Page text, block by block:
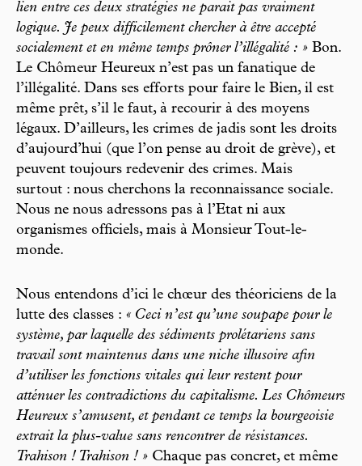
lien entre ces deux stratégies ne parait pas vraiment
logique. Je peux difficilement chercher à être accepté
socialement et en même temps prôner l’illégalité : » Bon.
Le Chômeur Heureux n’est pas un fanatique de
l’illégalité. Dans ses efforts pour faire le Bien, il est
même prêt, s’il le faut, à recourir à des moyens
légaux. D’ailleurs, les crimes de jadis sont les droits
d’aujourd’hui (que l’on pense au droit de grève), et
peuvent toujours redevenir des crimes. Mais
surtout : nous cherchons la reconnaissance sociale.
Nous ne nous adressons pas à l’Etat ni aux
organismes officiels, mais à Monsieur Tout-le-
monde.
Nous entendons d’ici le chœur des théoriciens de la
lutte des classes : « Ceci n’est qu’une soupape pour le
système, par laquelle des sédiments prolétariens sans
travail sont maintenus dans une niche illusoire afin
d’utiliser les fonctions vitales qui leur restent pour
atténuer les contradictions du capitalisme. Les Chômeurs
Heureux s’amusent, et pendant ce temps la bourgeoisie
extrait la plus-value sans rencontrer de résistances.
Trahison ! Trahison ! » Chaque pas concret, et même